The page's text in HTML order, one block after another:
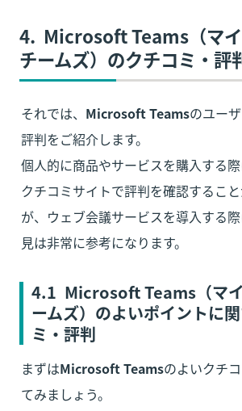
4.  Microsoft Teams（マ
チームズ）のクチコミ・評
それでは、 Microsoft Teamsのユー
評判をご紹介します。
個人的に商品やサービスを購入する
クチコミサイトで評判を確認するこ
が、ウェブ会議サービスを導入する
見は非常に参考になります。
4.1  Microsoft Teams（マ
ームズ） のよいポイントに
ミ・評判
まずはMicrosoft Teamsのよいクチ
てみましょう。